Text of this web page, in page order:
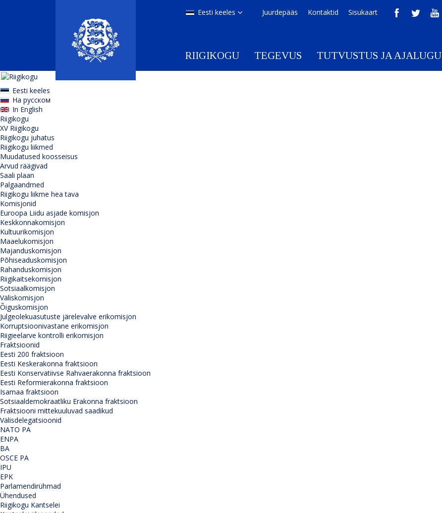
Juurdepääs Kontaktid Sisukaart
Eesti keeles
RIIGIKOGU TEGEVUS TUTVUSTUS JA AJALUGU
Eesti keeles
На русском
In English
Riigikogu
XV Riigikogu
Riigikogu juhatus
Riigikogu liikmed
Muudatused koosseisus
Arvud räägivad
Saali plaan
Palgaandmed
Riigikogu liikme hea tava
Komisjonid
Euroopa Liidu asjade komisjon
Keskkonnakomisjon
Kultuurikomisjon
Maaelukomisjon
Majanduskomisjon
Põhiseaduskomisjon
Rahanduskomisjon
Riigikaitsekomisjon
Sotsiaalkomisjon
Väliskomisjon
Õiguskomisjon
Julgeolekuasutuste järelevalve erikomisjon
Korruptsioonivastane erikomisjon
Riigieelarve kontrolli erikomisjon
Fraktsioonid
Eesti 200 fraktsioon
Eesti Keskerakonna fraktsioon
Eesti Konservatiivse Rahvaerakonna fraktsioon
Eesti Reformierakonna fraktsioon
Isamaa fraktsioon
Sotsiaaldemokraatliku Erakonna fraktsioon
Fraktsiooni mittekuuluvad saadikud
Välisdelegatsioonid
NATO PA
ENPA
BA
OSCE PA
IPU
EPK
Parlamendirühmad
Ühendused
Riigikogu Kantselei